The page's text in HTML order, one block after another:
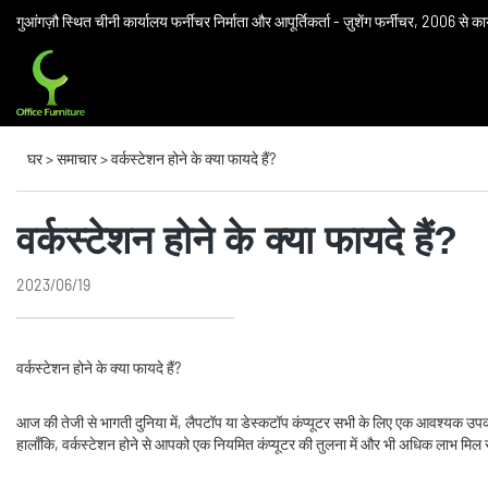
गुआंगज़ौ स्थित चीनी कार्यालय फर्नीचर निर्माता और आपूर्तिकर्ता - ज़ुशेंग फर्नीचर, 2006 से
घर>समाचार>वर्कस्टेशन होने के क्या फायदे हैं?
वर्कस्टेशन होने के क्या फायदे हैं?
2023/06/19
वर्कस्टेशन होने के क्या फायदे हैं?
आज की तेजी से भागती दुनिया में, लैपटॉप या डेस्कटॉप कंप्यूटर सभी के लिए एक आवश्यक
हालाँकि, वर्कस्टेशन होने से आपको एक नियमित कंप्यूटर की तुलना में और भी अधिक लाभ